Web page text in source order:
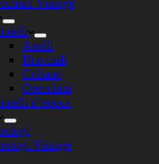
Vintage
Anelli
Bracciali
Collane
Orecchini
d’epoca
Vintage